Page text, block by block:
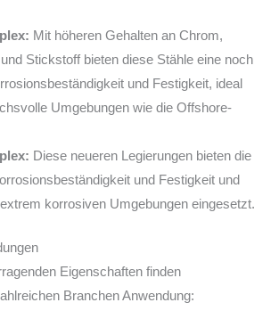
Mit höheren Gehalten an Chrom,
Stickstoff bieten diese Stähle eine noch
und Festigkeit, ideal
Umgebungen wie die Offshore-
Diese neueren Legierungen bieten die
und Festigkeit und
korrosiven Umgebungen eingesetzt.
Eigenschaften finden
Branchen Anwendung: